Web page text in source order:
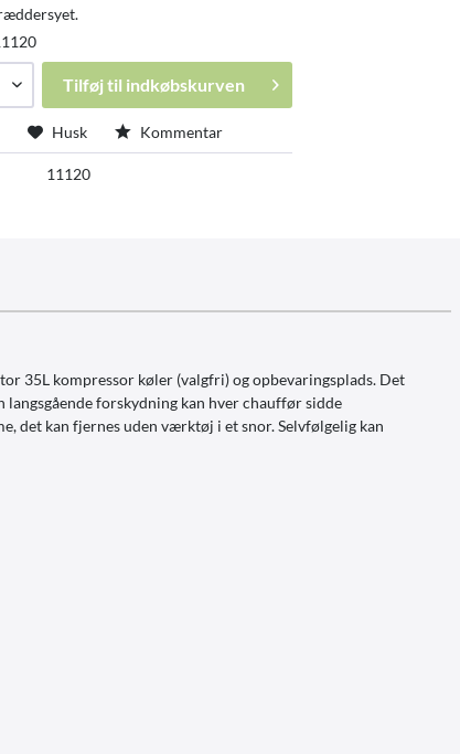
Tilføj til indkøbskurven
Husk Kommentar
11120
35L kompressor køler (valgfri) og opbevaringsplads. Det
forskydning kan hver chauffør sidde
det kan fjernes uden værktøj i et snor. Selvfølgelig kan